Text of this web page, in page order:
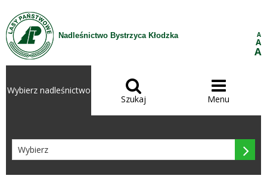
Przejdź do treści
Nadleśnictwo Bystrzyca Kłodzka A
A
A
Wybierz nadleśnictwo 
Szukaj

Menu
